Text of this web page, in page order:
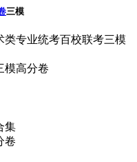
三模
类专业统考百校联考三模
集